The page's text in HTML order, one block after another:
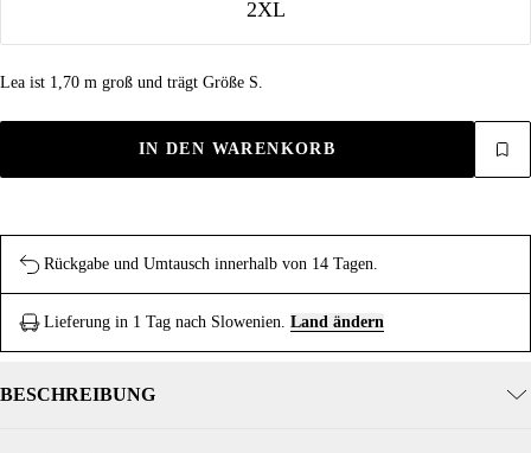
2XL
Lea ist 1,70 m groß und trägt Größe S.
IN DEN WARENKORB
Rückgabe und Umtausch innerhalb von 14 Tagen.
Lieferung in 1 Tag nach Slowenien. Land ändern
BESCHREIBUNG